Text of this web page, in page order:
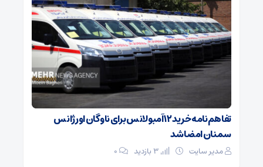
تفاهم‌نامه خرید ۱۲ آمبولانس برای ناوگان اورژانس
سمنان امضا شد
مدیر سایت ۰